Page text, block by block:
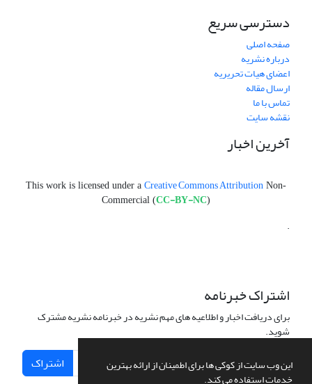
این وب سایت از کوکی ها برای اطمینان از ارائه بهترین
خدمات استفاده می کند.
دسترسی سریع
صفحه اصلی
درباره نشریه
اعضای هیات تحریریه
ارسال مقاله
تماس با ما
نقشه سایت
آخرین اخبار
This work is licensed under a Creative Commons Attribution Non-
Commercial (CC-BY-NC)
.
اشتراک خبرنامه
برای دریافت اخبار و اطلاعیه های مهم نشریه در خبرنامه نشریه مشترک
شوید.
اشتراک